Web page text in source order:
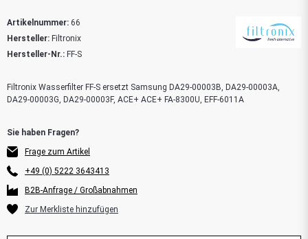
Artikelnummer: 66
Hersteller: Filtronix
Hersteller-Nr.: FF-S
Filtronix Wasserfilter FF-S ersetzt Samsung DA29-00003B, DA29-00003A,
DA29-00003G, DA29-00003F, ACE+ ACE+ FA-8300U, EFF-6011A
Frage zum Artikel
+49 (0) 5222 3643413
B2B-Anfrage / Großabnahmen